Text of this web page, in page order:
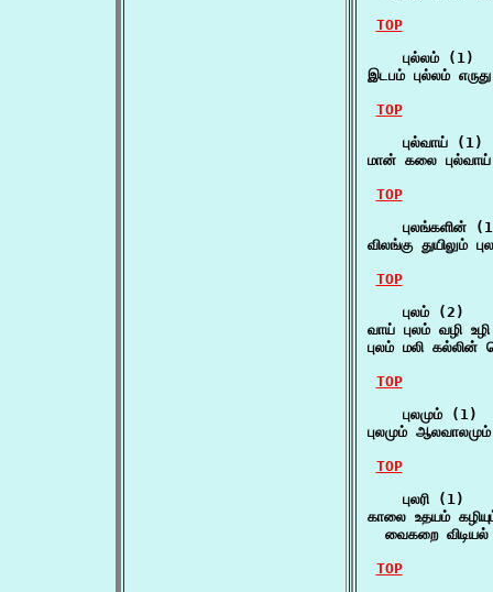
TOP
    புல்லம் (1)
இடபம் புல்லம்
TOP
    புல்வாய் (1)
மான் கலை
TOP
புலங்களின்
விலங்கு துயிலும்
TOP
    புலம் (2)
வாய் புலம் வழி
புலம் மலி
TOP
    புலமும் (1)
புலமும்
TOP
    புலரி (1)
காலை உதயம்
வைகறை
TOP